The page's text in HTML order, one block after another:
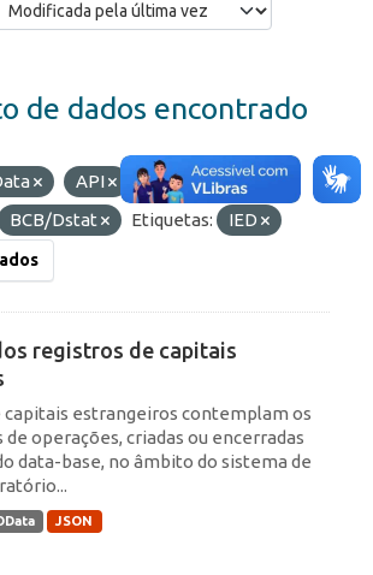
de dados encontrado
API
HTML
BCB/Dstat Etiquetas: IED
registros de capitais
capitais estrangeiros contemplam os
operações, criadas ou encerradas
data-base, no âmbito do sistema de
JSON